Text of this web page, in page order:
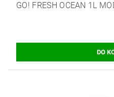
GO! FRESH OCEAN 1L